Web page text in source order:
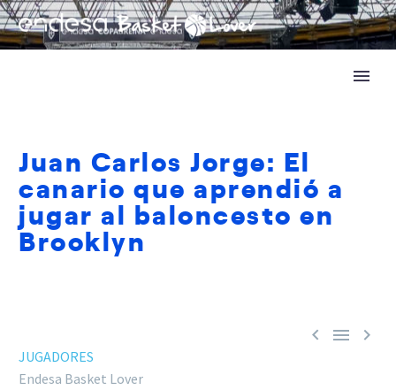
Juan Carlos Jorge: El
canario que aprendió a
jugar al baloncesto en
Brooklyn
  
JUGADORES
Endesa Basket Lover